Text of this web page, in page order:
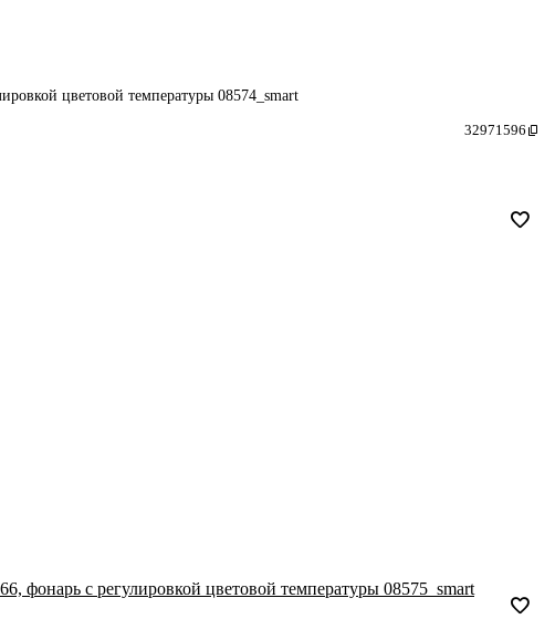
цветовой температуры 08574_smart
32971596